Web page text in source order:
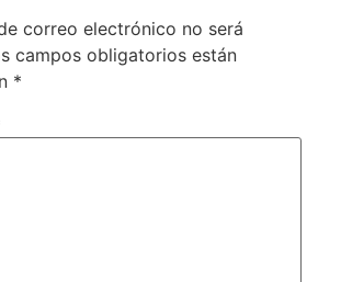
correo electrónico no será
campos obligatorios están
*